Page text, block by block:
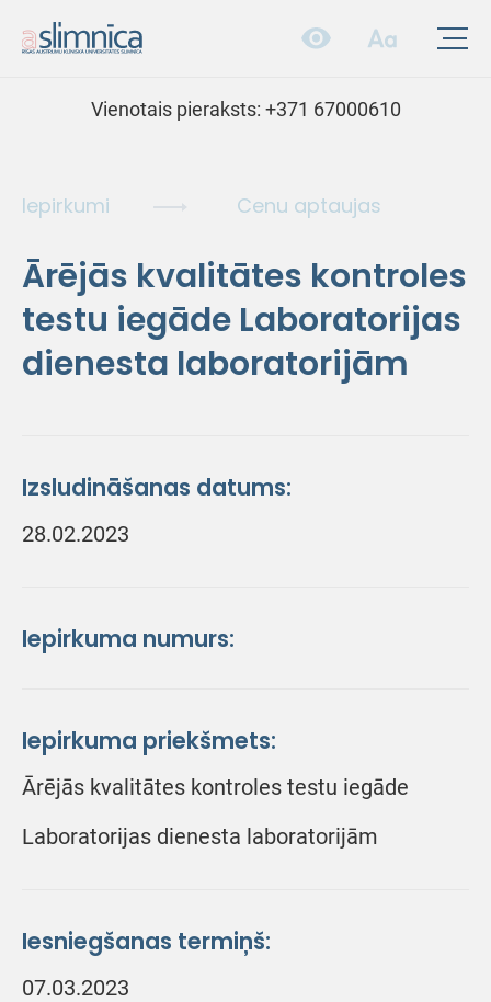
Vienotais pieraksts: +371 67000610
Iepirkumi Cenu aptaujas
Ārējās kvalitātes kontroles
testu iegāde Laboratorijas
dienesta laboratorijām
Izsludināšanas datums:
28.02.2023
Iepirkuma numurs:
Iepirkuma priekšmets:
Ārējās kvalitātes kontroles testu iegāde
Laboratorijas dienesta laboratorijām
Iesniegšanas termiņš:
07.03.2023